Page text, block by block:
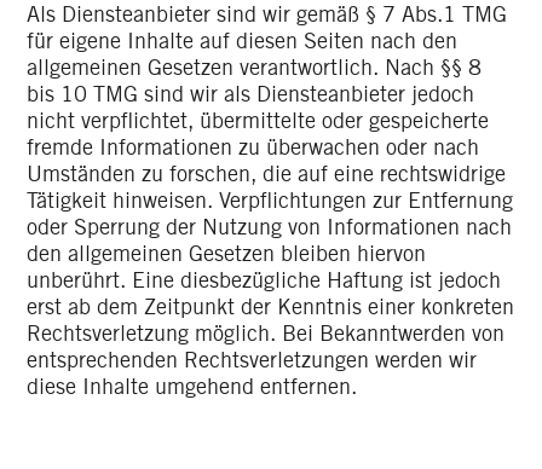
Als Diensteanbieter sind wir gemäß § 7 Abs.1 TMG
für eigene Inhalte auf diesen Seiten nach den
allgemeinen Gesetzen verantwortlich. Nach §§ 8
bis 10 TMG sind wir als Diensteanbieter jedoch
nicht verpflichtet, übermittelte oder gespeicherte
fremde Informationen zu überwachen oder nach
Umständen zu forschen, die auf eine rechtswidrige
Tätigkeit hinweisen. Verpflichtungen zur Entfernung
oder Sperrung der Nutzung von Informationen nach
den allgemeinen Gesetzen bleiben hiervon
unberührt. Eine diesbezügliche Haftung ist jedoch
erst ab dem Zeitpunkt der Kenntnis einer konkreten
Rechtsverletzung möglich. Bei Bekanntwerden von
entsprechenden Rechtsverletzungen werden wir
diese Inhalte umgehend entfernen.